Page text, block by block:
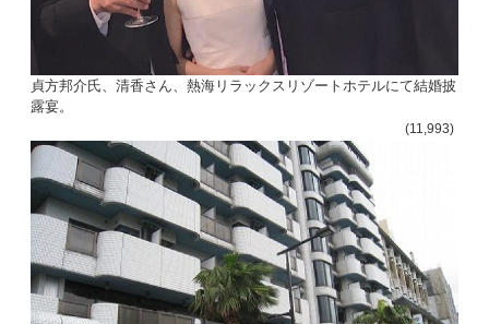
貞方邦介氏、清香さん、熱海リラックスリゾートホテルにて結婚披
露宴。
(11,993)